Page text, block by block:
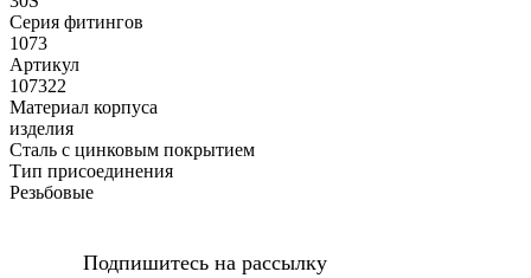
Серия фитингов
1073
Артикул
107322
Материал корпуса
изделия
Сталь с цинковым покрытием
Тип присоединения
Резьбовые
Подпишитесь на рассылку